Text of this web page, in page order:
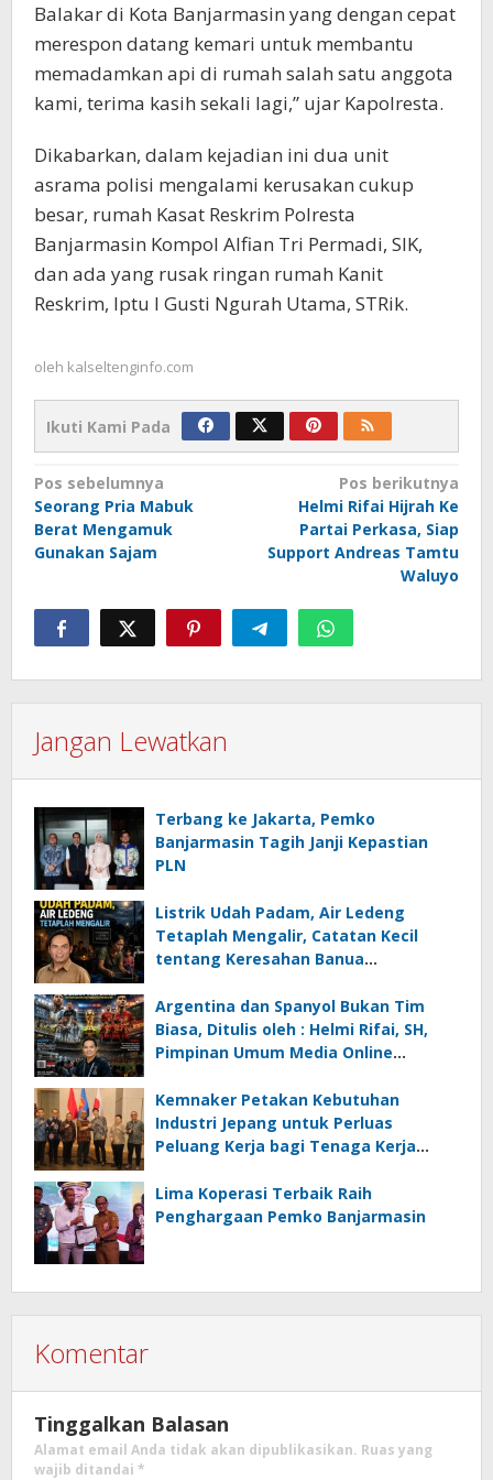
Balakar di Kota Banjarmasin yang dengan cepat
merespon datang kemari untuk membantu
memadamkan api di rumah salah satu anggota
kami, terima kasih sekali lagi,” ujar Kapolresta.
Dikabarkan, dalam kejadian ini dua unit
asrama polisi mengalami kerusakan cukup
besar, rumah Kasat Reskrim Polresta
Banjarmasin Kompol Alfian Tri Permadi, SIK,
dan ada yang rusak ringan rumah Kanit
Reskrim, Iptu I Gusti Ngurah Utama, STRik.
oleh kalseltenginfo.com
Ikuti Kami Pada
Navigasi
pos
Pos sebelumnya
Seorang Pria Mabuk
Berat Mengamuk
Gunakan Sajam
Pos berikutnya
Helmi Rifai Hijrah Ke
Partai Perkasa, Siap
Support Andreas Tamtu
Waluyo
Jangan Lewatkan
Terbang ke Jakarta, Pemko
Banjarmasin Tagih Janji Kepastian
PLN
Listrik Udah Padam, Air Ledeng
Tetaplah Mengalir, Catatan Kecil
tentang Keresahan Banua
Ancaman Lingkungan, Oleh : Helmi
Rifai, SH
Argentina dan Spanyol Bukan Tim
Biasa, Ditulis oleh : Helmi Rifai, SH,
Pimpinan Umum Media Online
Kemnaker Petakan Kebutuhan
Industri Jepang untuk Perluas
Peluang Kerja bagi Tenaga Kerja
Lima Koperasi Terbaik Raih
Penghargaan Pemko Banjarmasin
Komentar
Tinggalkan Balasan
Alamat email Anda tidak akan dipublikasikan. Ruas yang
wajib ditandai *